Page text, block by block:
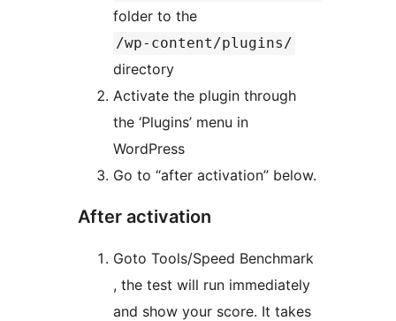
folder to the
/wp-content/plugins/
directory
Activate the plugin through
the ‘Plugins’ menu in
WordPress
Go to “after activation” below.
After activation
Goto Tools/Speed Benchmark
, the test will run immediately
and show your score. It takes